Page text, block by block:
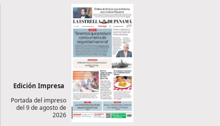
Edición Impresa
Portada del impreso
del 9 de agosto de
2026